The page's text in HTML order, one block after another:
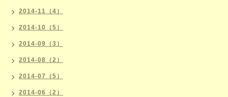
2014-11（4）
2014-10（5）
2014-09（3）
2014-08（2）
2014-07（5）
2014-06（2）